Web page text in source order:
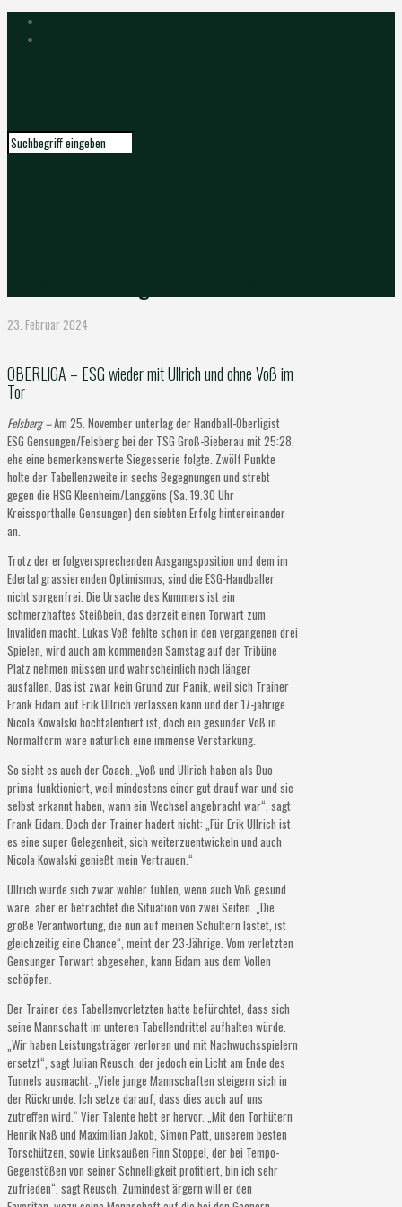
23. Februar 2024
OBERLIGA – ESG wieder mit Ullrich und ohne Voß im
Tor
Felsberg –Am 25. November unterlag der Handball-Oberligist
ESG Gensungen/Felsberg bei der TSG Groß-Bieberau mit 25:28,
ehe eine bemerkenswerte Siegesserie folgte. Zwölf Punkte
holte der Tabellenzweite in sechs Begegnungen und strebt
gegen die HSG Kleenheim/Langgöns (Sa. 19.30 Uhr
Kreissporthalle Gensungen) den siebten Erfolg hintereinander
an.
Trotz der erfolgversprechenden Ausgangsposition und dem im
Edertal grassierenden Optimismus, sind die ESG-Handballer
nicht sorgenfrei. Die Ursache des Kummers ist ein
schmerzhaftes Steißbein, das derzeit einen Torwart zum
Invaliden macht. Lukas Voß fehlte schon in den vergangenen drei
Spielen, wird auch am kommenden Samstag auf der Tribüne
Platz nehmen müssen und wahrscheinlich noch länger
ausfallen. Das ist zwar kein Grund zur Panik, weil sich Trainer
Frank Eidam auf Erik Ullrich verlassen kann und der 17-jährige
Nicola Kowalski hochtalentiert ist, doch ein gesunder Voß in
Normalform wäre natürlich eine immense Verstärkung.
So sieht es auch der Coach. „Voß und Ullrich haben als Duo
prima funktioniert, weil mindestens einer gut drauf war und sie
selbst erkannt haben, wann ein Wechsel angebracht war“, sagt
Frank Eidam. Doch der Trainer hadert nicht: „Für Erik Ullrich ist
es eine super Gelegenheit, sich weiterzuentwickeln und auch
Nicola Kowalski genießt mein Vertrauen.“
Ullrich würde sich zwar wohler fühlen, wenn auch Voß gesund
wäre, aber er betrachtet die Situation von zwei Seiten. „Die
große Verantwortung, die nun auf meinen Schultern lastet, ist
gleichzeitig eine Chance“, meint der 23-Jährige. Vom verletzten
Gensunger Torwart abgesehen, kann Eidam aus dem Vollen
schöpfen.
Der Trainer des Tabellenvorletzten hatte befürchtet, dass sich
seine Mannschaft im unteren Tabellendrittel aufhalten würde.
„Wir haben Leistungsträger verloren und mit Nachwuchsspielern
ersetzt“, sagt Julian Reusch, der jedoch ein Licht am Ende des
Tunnels ausmacht: „Viele junge Mannschaften steigern sich in
der Rückrunde. Ich setze darauf, dass dies auch auf uns
zutreffen wird.“ Vier Talente hebt er hervor. „Mit den Torhütern
Henrik Naß und Maximilian Jakob, Simon Patt, unserem besten
Torschützen, sowie Linksaußen Finn Stoppel, der bei Tempo-
Gegenstößen von seiner Schnelligkeit profitiert, bin ich sehr
zufrieden“, sagt Reusch. Zumindest ärgern will er den